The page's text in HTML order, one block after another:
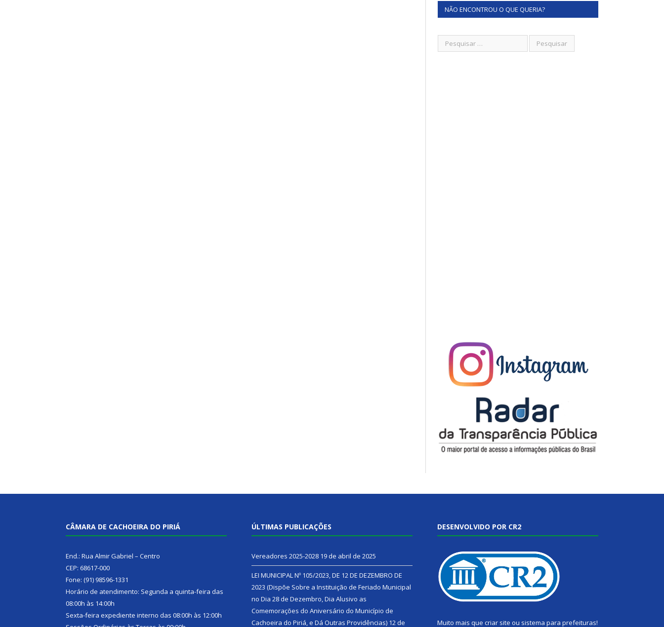
NÃO ENCONTROU O QUE QUERIA?
CÂMARA DE CACHOEIRA DO PIRIÁ
End.: Rua Almir Gabriel – Centro
CEP: 68617-000
Fone: (91) 98596-1331
Horário de atendimento: Segunda a quinta-feira das
08:00h às 14:00h
Sexta-feira expediente interno das 08:00h às 12:00h
ÚLTIMAS PUBLICAÇÕES
Vereadores 2025-2028 19 de abril de 2025
LEI MUNICIPAL Nº 105/2023, DE 12 DE DEZEMBRO DE
2023 (Dispõe Sobre a Instituição de Feriado Municipal
no Dia 28 de Dezembro, Dia Alusivo as
Comemorações do Aniversário do Município de
Cachoeira do Piriá, e Dá Outras Providências) 12 de
DESENVOLVIDO POR CR2
Muito mais que criar site ou sistema para prefeituras!